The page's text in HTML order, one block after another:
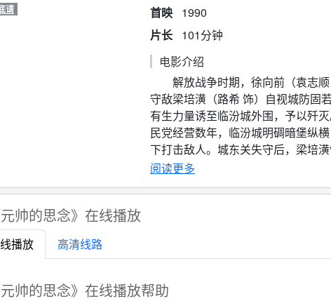
首映
1990
片长
101分钟
电影介绍
解放战争时期，徐向前（袁志顺
守敌梁培潢（路希 饰）自视城防固
有生力量诱至临汾城外围，予以歼
民党经营数年，临汾城明碉暗堡纵
下打击敌人。城东关失守后，梁培
失，兵败如山倒，总攻开始后，城
阅读更多
请
元帅的思念》在线播放
播放 高清线路
元帅的思念》在线播放帮助